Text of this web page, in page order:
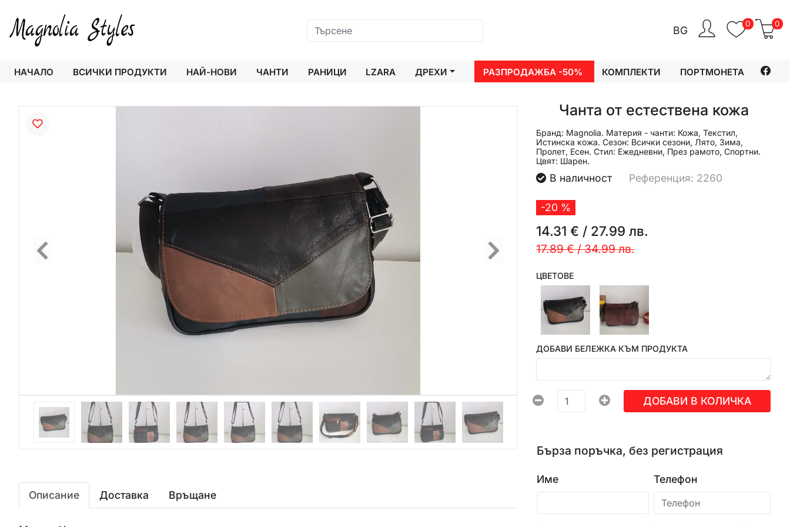
BG
0 0
НАЧАЛО ВСИЧКИ ПРОДУКТИ НАЙ-НОВИ ЧАНТИ РАНИЦИ LZARA ДРЕХИ РАЗПРОДАЖБА -50% КОМПЛЕКТИ ПОРТМОНЕТА
Чанта от естествена кожа
Бранд: Magnolia. Материя - чанти: Кожа, Текстил,
Истинска кожа. Сезон: Всички сезони, Лято, Зима,
Пролет, Есен. Стил: Ежедневни, През рамото, Спортни.
Цвят: Шарен.
В наличност Референция: 2260
-20 %
14.31 € / 27.99 лв.
17.89 €/34.99 лв.
ЦВЕТОВЕ
ДОБАВИ БЕЛЕЖКА КЪМ ПРОДУКТА
ДОБАВИ В КОЛИЧКА
Бърза поръчка, без регистрация
Име Телефон
Описание Доставка Връщане